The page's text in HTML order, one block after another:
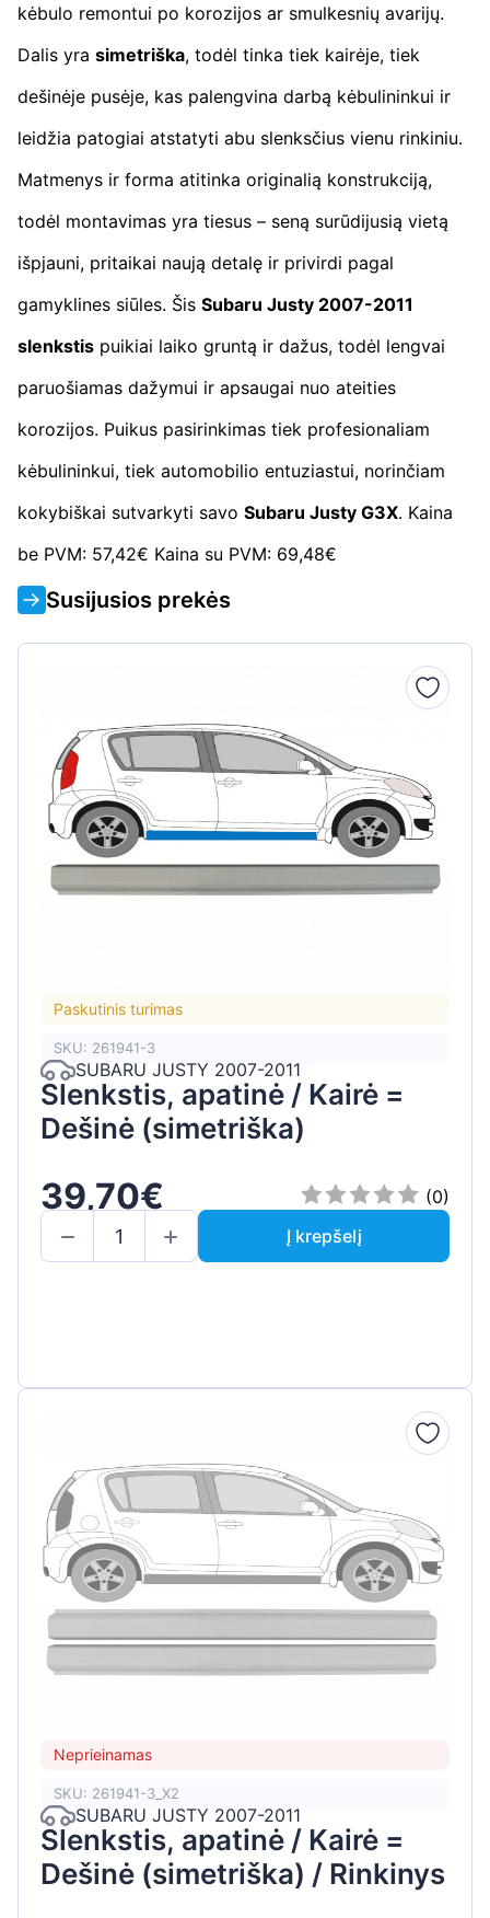
kėbulo remontui po korozijos ar smulkesnių avarijų.
Dalis yra simetriška, todėl tinka tiek kairėje, tiek
dešinėje pusėje, kas palengvina darbą kėbulininkui ir
leidžia patogiai atstatyti abu slenksčius vienu rinkiniu.
Matmenys ir forma atitinka originalią konstrukciją,
todėl montavimas yra tiesus – seną surūdijusią vietą
išpjauni, pritaikai naują detalę ir privirdi pagal
gamyklines siūles. Šis Subaru Justy 2007-2011
slenkstis puikiai laiko gruntą ir dažus, todėl lengvai
paruošiamas dažymui ir apsaugai nuo ateities
korozijos. Puikus pasirinkimas tiek profesionaliam
kėbulininkui, tiek automobilio entuziastui, norinčiam
kokybiškai sutvarkyti savo Subaru Justy G3X. Kaina
be PVM: 57,42€ Kaina su PVM: 69,48€
Susijusios prekės
Paskutinis turimas
SKU: 261941-3
SUBARU JUSTY 2007-2011
Slenkstis, apatinė / Kairė =
Dešinė (simetriška)
39,70€
(0)
Į krepšelį
Neprieinamas
SKU: 261941-3_X2
SUBARU JUSTY 2007-2011
Slenkstis, apatinė / Kairė =
Dešinė (simetriška) / Rinkinys